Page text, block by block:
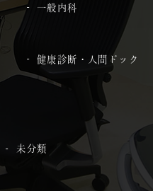
一般内科
健康診断・人間ドック
未分類